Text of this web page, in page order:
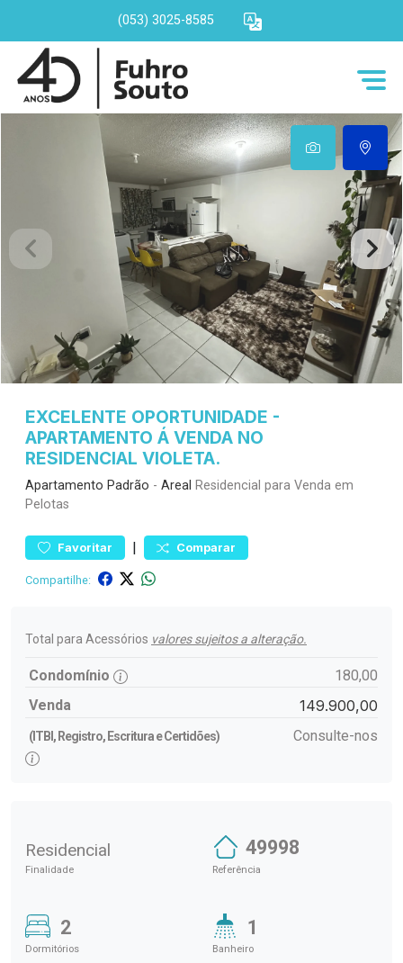
(053) 3025-8585
EXCELENTE OPORTUNIDADE -
APARTAMENTO Á VENDA NO
RESIDENCIAL VIOLETA.
Apartamento Padrão - Areal Residencial para Venda em
Pelotas
Favoritar | Comparar
Compartilhe:
Total para Acessórios valores sujeitos a alteração.
Condomínio
180,00
Venda
149.900,00
(ITBI, Registro, Escritura e Certidões) Consulte-nos
Residencial
Finalidade
49998
Referência
2
Dormitórios
1
Banheiro